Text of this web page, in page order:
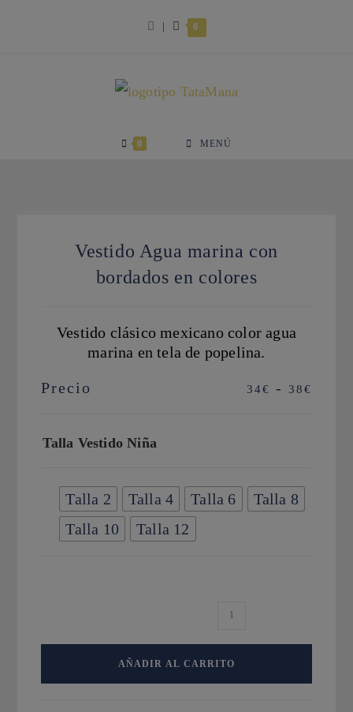
| 0
0 MENÚ
Vestido Agua marina con
bordados en colores
Vestido clásico mexicano color agua
marina en tela de popelina.
Precio 34€ - 38€
Talla Vestido Niña
Talla 2 Talla 4 Talla 6
Talla 8
Talla 10
Talla 12
Vestido
con
AÑADIR AL CARRITO